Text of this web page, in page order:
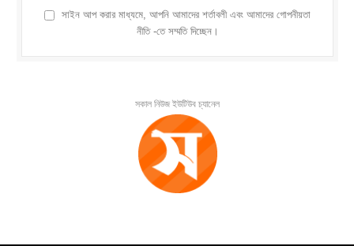
সাইন আপ করার মাধ্যমে, আপনি আমাদের শর্তাবলী এবং আমাদের গোপনীয়তা
নীতি -তে সম্মতি দিচ্ছেন।
সকাল নিউজ ইউটিউব চ্যানেল